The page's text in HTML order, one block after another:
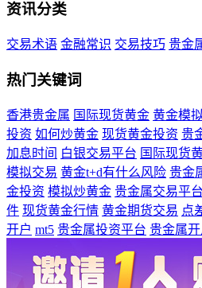
资讯分类
交易术语 金融常识 交易技巧 贵金
热门关键词
香港贵金属 国际现货黄金 黄金模
投资 如何炒黄金 现货黄金投资 贵
加息时间 白银交易平台 国际现货
模拟交易 黄金t+d有什么风险 贵金
金投资 模拟炒黄金 贵金属交易平台
件 现货黄金行情 黄金期货交易 点
开户 mt5 贵金属投资平台 贵金属开